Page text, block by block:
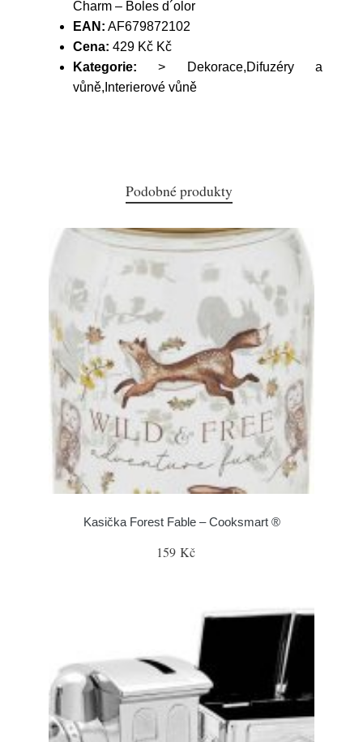
Charm – Boles d´olor
EAN: AF679872102
Cena: 429 Kč Kč
Kategorie: > Dekorace,Difuzéry a
vůně,Interierové vůně
Podobné produkty
Kasička Forest Fable – Cooksmart ®
159 Kč